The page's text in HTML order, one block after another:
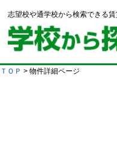
志望校や通学校から検索できる
ＴＯＰ > 物件詳細ページ